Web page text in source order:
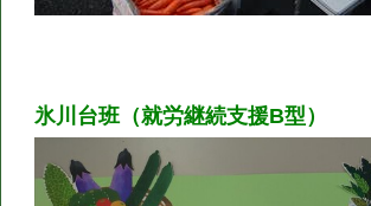
氷川台班（就労継続支援B型）